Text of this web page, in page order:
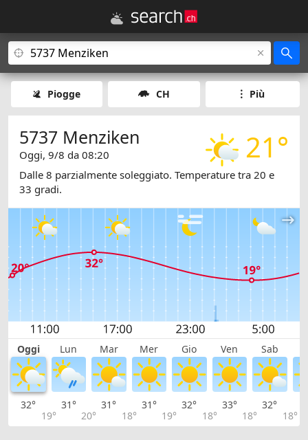
Piogge CH Più
21°
5737 Menziken
Oggi, 9/8 da 08:20
Dalle 8 parzialmente soleggiato. Temperature tra 20 e
33 gradi.
Oggi Lun Mar Mer Gio Ven Sab
32°
19°
31°
20°
31°
18°
31°
19°
32°
18°
33°
18°
32°
18°